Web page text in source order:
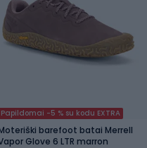
Papildomai -5 % su kodu EXTRA
barefoot batai Merrell
Glove 6 LTR marron